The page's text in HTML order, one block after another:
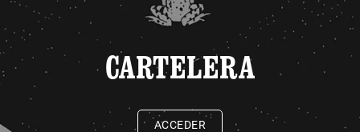
CARTELERA
ACCEDER